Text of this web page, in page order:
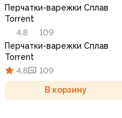
Перчатки-варежки Сплав
Torrent
4,8
109
Перчатки-варежки Сплав
Torrent
4,8
109
В корзину